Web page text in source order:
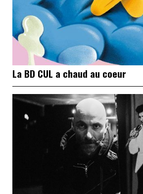
La BD CUL a chaud au coeur